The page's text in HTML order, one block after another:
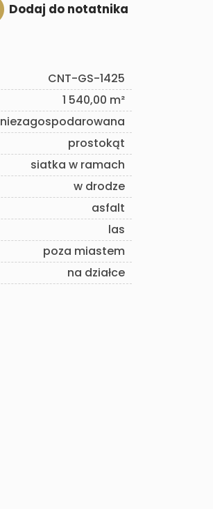
Dodaj do notatnika
CNT-GS-1425
1 540,00 m²
niezagospodarowana
prostokąt
siatka w ramach
w drodze
asfalt
las
poza miastem
na działce